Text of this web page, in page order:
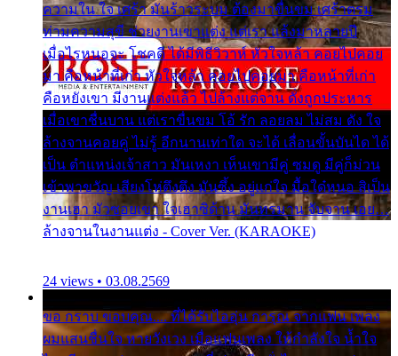
ความใน ใจ เศร้า มันร้าวระบม ต้องมาขื่นขม เศร้าตรม
ท่ามความสุขี ช่วยงานเขาแต่ง แต่เรา แล้งมาหลายปี
เมื่อไรหนอจะ โชคดี ได้มีพิธีวิวาห์ หัวใจหล้า คอยไปคอย
มา คือหน้าที่เก่า หัวใจหล้า คอยไปคอยมา คือหน้าที่เก่า
คือหยังเขา มีงานแต่งแล้ว ไปล้างแต่จาน ดั่งถูกประหาร
เมื่อเขาชื่นบาน แต่เราขื่นขม โอ้ รัก ลอยลม ไม่สม ดัง ใจ
ล้างจานคอยคู่ ไม่รู้ อีกนานเท่าใด จะได้ เลื่อนขั้นบันได ได้
เป็น ตำแหน่งเจ้าสาว มันเหงา เห็นเขามีคู่ ซมดู มีคู่ก็ม่วน
เข้าพาขวัญ เสียงโห่ตึงตึง มันซึ้ง อยู่แก่ใจ มื้อใด๋หนอ สิเป็น
งานเฮา มัวซอยเขา ใจเฮาซิด้าน มันทรมาน จับจาน เอย…
ล้างจานในงานแต่ง - Cover Ver. (KARAOKE)
24 views • 03.08.2569
ขอ กราบ ขอบคุณ.... ที่ได้รับไออุ่น การุณ จากแฟน เพลง
ผมแสนชื่นใจ หายวังเวง เมื่อแฟนเพลง ให้กำลังใจ น้ำใจ